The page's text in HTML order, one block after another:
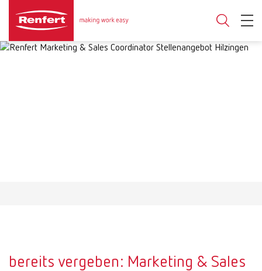
bereits vergeben: Marketing & Sales